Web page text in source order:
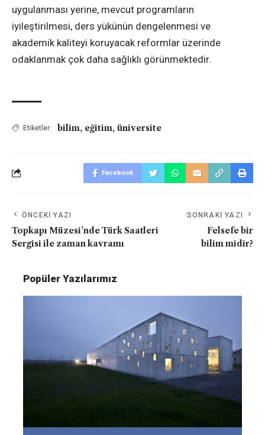
uygulanması yerine, mevcut programların
iyileştirilmesi, ders yükünün dengelenmesi ve
akademik kaliteyi koruyacak reformlar üzerinde
odaklanmak çok daha sağlıklı görünmektedir.
Etiketler: bilim, eğitim, üniversite
Facebook
ÖNCEKI YAZI
Topkapı Müzesi’nde Türk Saatleri
Sergisi ile zaman kavramı
SONRAKI YAZI
Felsefe bir
bilim midir?
Popüler Yazılarımız